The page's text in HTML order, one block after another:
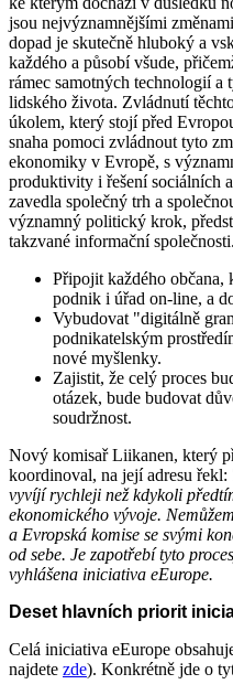
jsou nejvýznamnějšími
dopad je skutečně hluboký a
každého a působí všude,
rámec samotných technologií a
lidského života. Zvládnutí
úkolem, který stojí před
snaha pomoci zvládnout tyto
ekonomiky v Evropě, s
produktivity i řešení sociálních
zavedla společný trh a
významný politický krok,
takzvané informační
Připojit každého občana,
podnik i úřad on-line, a
Vybudovat "digitálně
podnikatelským
nové myšlenky.
Zajistit, že celý proces
otázek, bude budovat
soudržnost.
Nový komisař Liikanen, který
koordinoval, na její adresu řekl:
vyvíjí rychleji než kdykoli
ekonomického vývoje.
a Evropská komise se svými
od sebe. Je zapotřebí tyto
vyhlášena iniciativa eEurope.
Deset hlavních priorit
Celá iniciativa eEurope
najdete zde). Konkrétně jde o